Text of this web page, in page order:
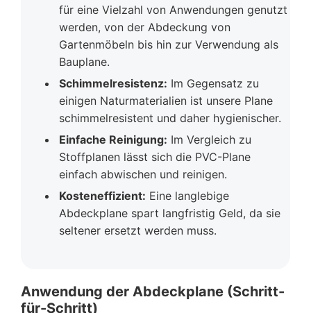
für eine Vielzahl von Anwendungen genutzt
werden, von der Abdeckung von
Gartenmöbeln bis hin zur Verwendung als
Bauplane.
Schimmelresistenz: Im Gegensatz zu
einigen Naturmaterialien ist unsere Plane
schimmelresistent und daher hygienischer.
Einfache Reinigung: Im Vergleich zu
Stoffplanen lässt sich die PVC-Plane
einfach abwischen und reinigen.
Kosteneffizient: Eine langlebige
Abdeckplane spart langfristig Geld, da sie
seltener ersetzt werden muss.
Anwendung der Abdeckplane (Schritt-
für-Schritt)